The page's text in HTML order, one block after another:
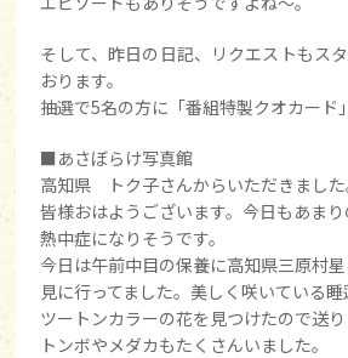
そして、昨日の日記、リクエストもス
おります。
抽選で5名の方に「番組特製クオカード
■あさぼらけ写真館
高知県 トク子さんからいただきました
皆様おはようございます。今日もあま
熱中症になりそうです。
今日は午前中目の保養に高知県三原村
見に行ってました。美しく咲いている
ツートンカラーの花を見つけたので送り
トンボやメダカもたくさんいました。